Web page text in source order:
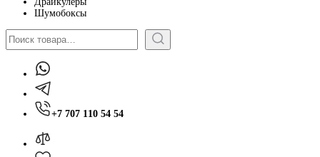
Шумобоксы
Поиск
+7 707 110 54 54